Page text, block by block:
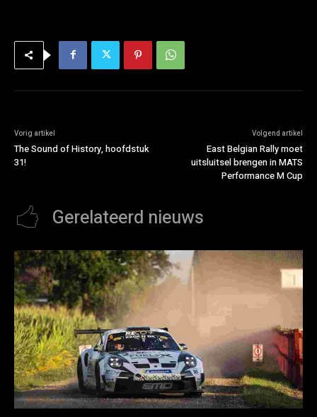
Vorig artikel
The Sound of History, hoofdstuk
31!
Volgend artikel
East Belgian Rally moet
uitsluitsel brengen in MATS
Performance M Cup
Gerelateerd nieuws